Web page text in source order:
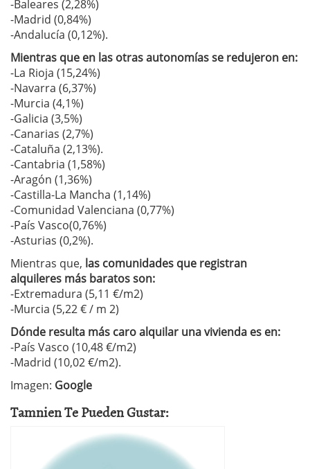
-Baleares (2,28%)
-Madrid (0,84%)
-Andalucía (0,12%).
Mientras que en las otras autonomías se redujeron en:
-La Rioja (15,24%)
-Navarra (6,37%)
-Murcia (4,1%)
-Galicia (3,5%)
-Canarias (2,7%)
-Cataluña (2,13%).
-Cantabria (1,58%)
-Aragón (1,36%)
-Castilla-La Mancha (1,14%)
-Comunidad Valenciana (0,77%)
-País Vasco(0,76%)
-Asturias (0,2%).
Mientras que, las comunidades que registran
alquileres más baratos son:
-Extremadura (5,11 €/m2)
-Murcia (5,22 € / m 2)
Dónde resulta más caro alquilar una vivienda es en:
-País Vasco (10,48 €/m2)
-Madrid (10,02 €/m2).
Imagen: Google
Tamnien Te Pueden Gustar: